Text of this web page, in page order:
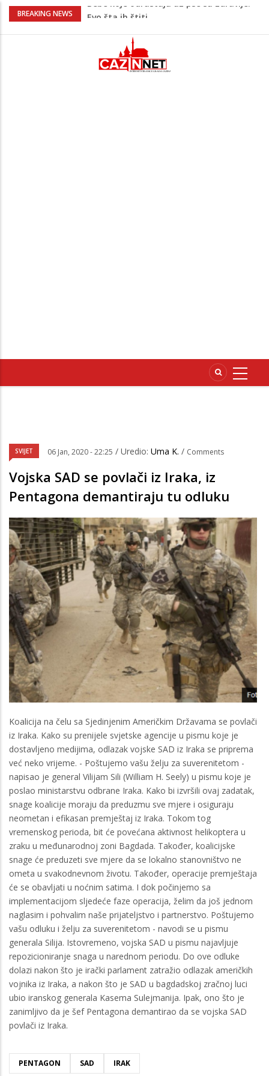
BREAKING NEWS
Krenuo u BiH sa 20 kilograma droge:
Juventus igra protiv Intera, Spaleti
razočarao navijače iz BiH
Užas: Uhapšen Italijan (45) kako
SVIJET 06 Jan, 2020 - 22:25 / Uredio: Uma K. / Comments
Vojska SAD se povlači iz Iraka, iz
Pentagona demantiraju tu odluku
Koalicija na čelu sa Sjedinjenim Američkim Državama se povlači
iz Iraka. Kako su prenijele svjetske agencije u pismu koje je
dostavljeno medijima, odlazak vojske SAD iz Iraka se priprema
već neko vrijeme. - Poštujemo vašu želju za suverenitetom -
napisao je general Vilijam Sili (William H. Seely) u pismu koje je
poslao ministarstvu odbrane Iraka. Kako bi izvršili ovaj zadatak,
snage koalicije moraju da preduzmu sve mjere i osiguraju
neometan i efikasan premještaj iz Iraka. Tokom tog
vremenskog perioda, bit će povećana aktivnost helikoptera u
zraku u međunarodnoj zoni Bagdada. Također, koalicijske
snage će preduzeti sve mjere da se lokalno stanovništvo ne
ometa u svakodnevnom životu. Također, operacije premještaja
će se obavljati u noćnim satima. I dok počinjemo sa
implementacijom sljedeće faze operacija, želim da još jednom
naglasim i pohvalim naše prijateljstvo i partnerstvo. Poštujemo
vašu odluku i želju za suverenitetom - navodi se u pismu
generala Silija. Istovremeno, vojska SAD u pismu najavljuje
repozicioniranje snaga u narednom periodu. Do ove odluke
dolazi nakon što je irački parlament zatražio odlazak američkih
vojnika iz Iraka, a nakon što je SAD u bagdadskoj zračnoj luci
ubio iranskog generala Kasema Sulejmanija. Ipak, ono što je
zanimljivo da je šef Pentagona demantirao da se vojska SAD
povlači iz Iraka.
PENTAGON SAD IRAK